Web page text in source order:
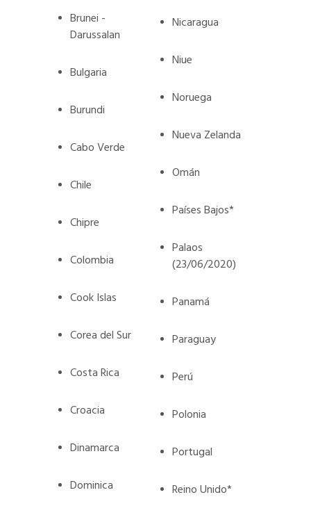
Brunei -
Darussalan
Bulgaria
Burundi
Cabo Verde
Chile
Chipre
Colombia
Cook Islas
Corea del Sur
Costa Rica
Croacia
Dinamarca
Dominica
Nicaragua
Niue
Noruega
Nueva Zelanda
Omán
Países Bajos*
Palaos
(23/06/2020)
Panamá
Paraguay
Perú
Polonia
Portugal
Reino Unido*